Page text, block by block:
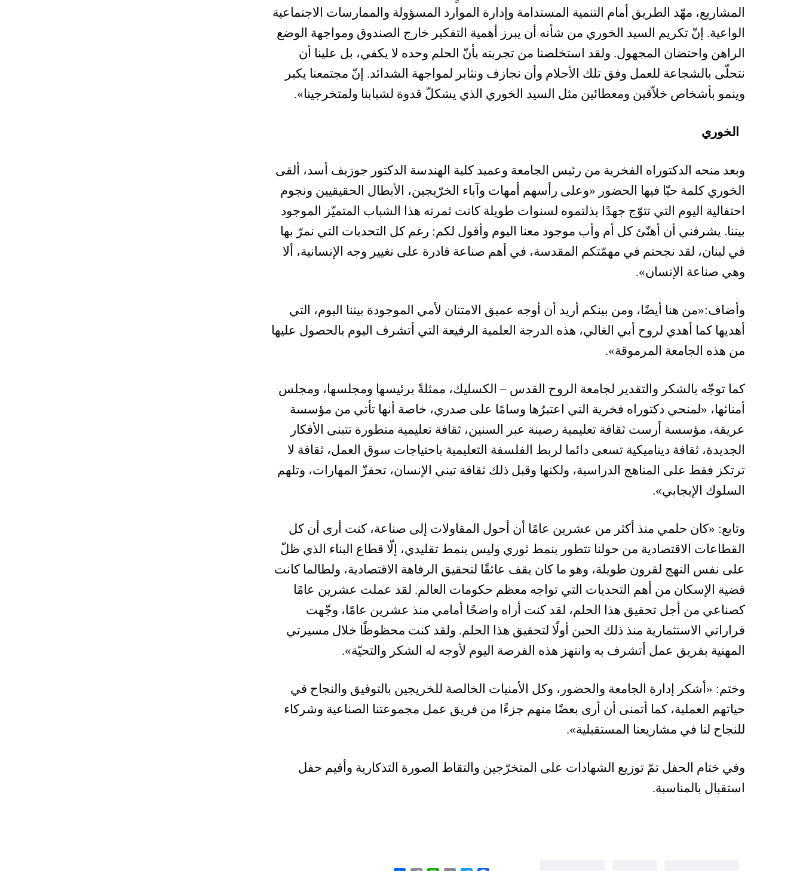
المشاريع، مهّد الطريق أمام التنمية المستدامة وإدارة الموارد المسؤولة والممارسات الاجتماعية
الواعية. إنّ تكريم السيد الخوري من شأنه أن يبرز أهمية التفكير خارج الصندوق ومواجهة الوضع
الراهن واحتضان المجهول. ولقد استخلصنا من تجربته بأنّ الحلم وحده لا يكفي، بل علينا أن
نتحلّى بالشجاعة للعمل وفق تلك الأحلام وأن نجازف ونثابر لمواجهة الشدائد. إنّ مجتمعنا يكبر
وينمو بأشخاص خلاّقين ومعطائين مثل السيد الخوري الذي يشكلّ قدوة لشبابنا ولمتخرجينا».
الخوري
وبعد منحه الدكتوراه الفخرية من رئيس الجامعة وعميد كلية الهندسة الدكتور جوزيف أسد، ألقى
الخوري كلمة حيّا فيها الحضور «وعلى رأسهم أمهات وآباء الخرّيجين، الأبطال الحقيقيين ونجوم
احتفالية اليوم التي تتوّج جهدًا بذلتموه لسنوات طويلة كانت ثمرته هذا الشباب المتميّز الموجود
بيننا. يشرفني أن أهنّئ كل أم وأب موجود معنا اليوم وأقول لكم: رغم كل التحديات التي نمرّ بها
في لبنان، لقد نجحتم في مهمّتكم المقدسة، في أهم صناعة قادرة على تغيير وجه الإنسانية، ألا
وهي صناعة الإنسان».
وأضاف:«من هنا أيضًا، ومن بينكم أريد أن أوجه عميق الامتنان لأمي الموجودة بيننا اليوم، التي
أهديها كما أهدي لروح أبي الغالي، هذه الدرجة العلمية الرفيعة التي أتشرف اليوم بالحصول عليها
من هذه الجامعة المرموقة».
كما توجّه بالشكر والتقدير لجامعة الروح القدس – الكسليك، ممثلةً برئيسها ومجلسها، ومجلس
أمنائها، «لمنحي دكتوراه فخرية التي اعتبرُها وسامًا على صدري، خاصة أنها تأتي من مؤسسة
عريقة، مؤسسة أرست ثقافة تعليمية رصينة عبر السنين، ثقافة تعليمية متطورة تتبنى الأفكار
الجديدة، ثقافة ديناميكية تسعى دائما لربط الفلسفة التعليمية باحتياجات سوق العمل، ثقافة لا
ترتكز فقط على المناهج الدراسية، ولكنها وقبل ذلك ثقافة تبني الإنسان، تحفزّ المهارات، وتلهم
السلوك الإيجابي».
وتابع: «كان حلمي منذ أكثر من عشرين عامًا أن أحول المقاولات إلى صناعة، كنت أرى أن كل
القطاعات الاقتصادية من حولنا تتطور بنمط ثوري وليس بنمط تقليدي، إلّا قطاع البناء الذي ظلّ
على نفس النهج لقرون طويلة، وهو ما كان يقف عائقًا لتحقيق الرفاهة الاقتصادية، ولطالما كانت
قضية الإسكان من أهم التحديات التي تواجه معظم حكومات العالم. لقد عملت عشرين عامًا
كصناعي من أجل تحقيق هذا الحلم، لقد كنت أراه واضحًا أمامي منذ عشرين عامًا، وجّهت
قراراتي الاستثمارية منذ ذلك الحين أولًا لتحقيق هذا الحلم. ولقد كنت محظوظًا خلال مسيرتي
المهنية بفريق عمل أتشرف به وانتهز هذه الفرصة اليوم لأوجه له الشكر والتحيّة».
وختم: «أشكر إدارة الجامعة والحضور، وكل الأمنيات الخالصة للخريجين بالتوفيق والنجاح في
حياتهم العملية، كما أتمنى أن أرى بعضًا منهم جزءًا من فريق عمل مجموعتنا الصناعية وشركاء
للنجاح لنا في مشاريعنا المستقبلية».
وفي ختام الحفل تمّ توزيع الشهادات على المتخرّجين والتقاط الصورة التذكارية وأقيم حفل
استقبال بالمناسبة.